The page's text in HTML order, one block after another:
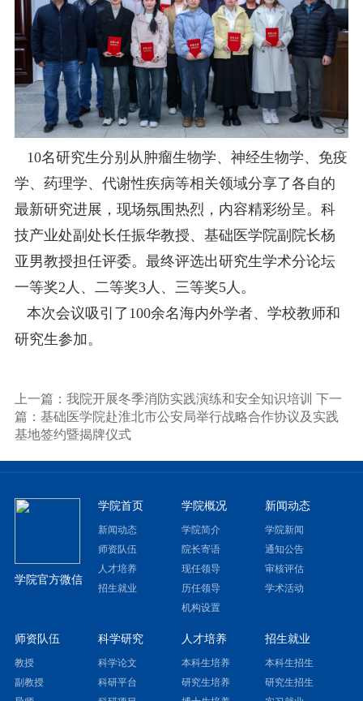
10名研究生分别从肿瘤生物学、神经生物学、免疫
学、药理学、代谢性疾病等相关领域分享了各自的
最新研究进展，现场氛围热烈，内容精彩纷呈。科
技产业处副处长任振华教授、基础医学院副院长杨
亚男教授担任评委。最终评选出研究生学术分论坛
一等奖2人、二等奖3人、三等奖5人。
本次会议吸引了100余名海内外学者、学校教师和
研究生参加。
上一篇：我院开展冬季消防实践演练和安全知识培训 下一
篇：基础医学院赴淮北市公安局举行战略合作协议及实践
基地签约暨揭牌仪式
学院官方微信
学院首页
新闻动态
师资队伍
人才培养
招生就业
学院概况
学院简介
院长寄语
现任领导
历任领导
机构设置
新闻动态
学院新闻
通知公告
审核评估
学术活动
师资队伍
教授
副教授
科学研究
科学论文
科研平台
人才培养
本科生培养
研究生培养
招生就业
本科生招生
研究生招生